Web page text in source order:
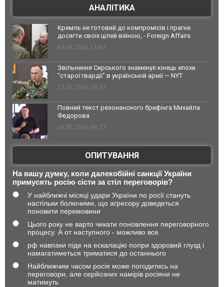
АНАЛІТИКА
Кремль не готовий до компромісів і прагне
досягти своїх цілей війною, - Foreign Affairs
03.08.2026 13:02
Звільнення Сирського знаменує кінець епохи
"старої гвардії" в українській армії — NYT
23.07.2026 10:32
Повний текст резонансного брифінга Михайла
Федорова
18.07.2026 09:27
ОПИТУВАННЯ
На вашу думку, коли далекобійні санкції України
примусять росію сісти за стіл переговорів?
У найближчі місяці удари України по росії стануть
настільки болючими, що агресору доведеться
поновити перемовини
Цього року не варто чекати поновлення переговорного
процесу. А от наступного - можливо все
рф навпаки піде на ескалацію попри здоровий глузд і
намагатиметься триматися до останнього
Найближчим часом росія може погодитись на
переговори, але серйозних намірів росіяни не
матимуть